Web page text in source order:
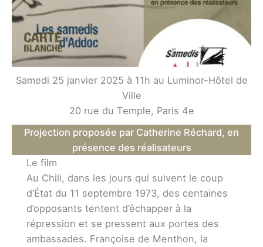
Samedi 25 janvier 2025 à 11h au Luminor-Hôtel de
Ville
20 rue du Temple, Paris 4e
Projection proposée par Catherine Réchard, en
présence des réalisateurs
Le film
Au Chili, dans les jours qui suivent le coup
d’État du 11 septembre 1973, des centaines
d’opposants tentent d’échapper à la
répression et se pressent aux portes des
ambassades. Françoise de Menthon, la